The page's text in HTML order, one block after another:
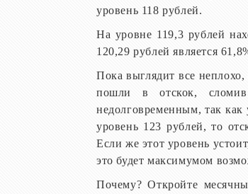
уровень 118 рублей.
На уровне 119,3 рублей
120,29 рублей является
Пока выглядит все
пошли в отскок,
недолговременным, так
уровень 123 рублей, то
Если же этот уровень
это будет максимумом
Почему? Откройте